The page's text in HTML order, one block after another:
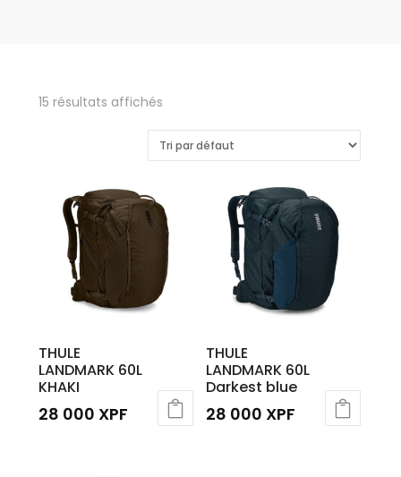
15 résultats affichés
THULE
LANDMARK 60L
KHAKI
28 000 XPF
THULE
LANDMARK 60L
Darkest blue
28 000 XPF